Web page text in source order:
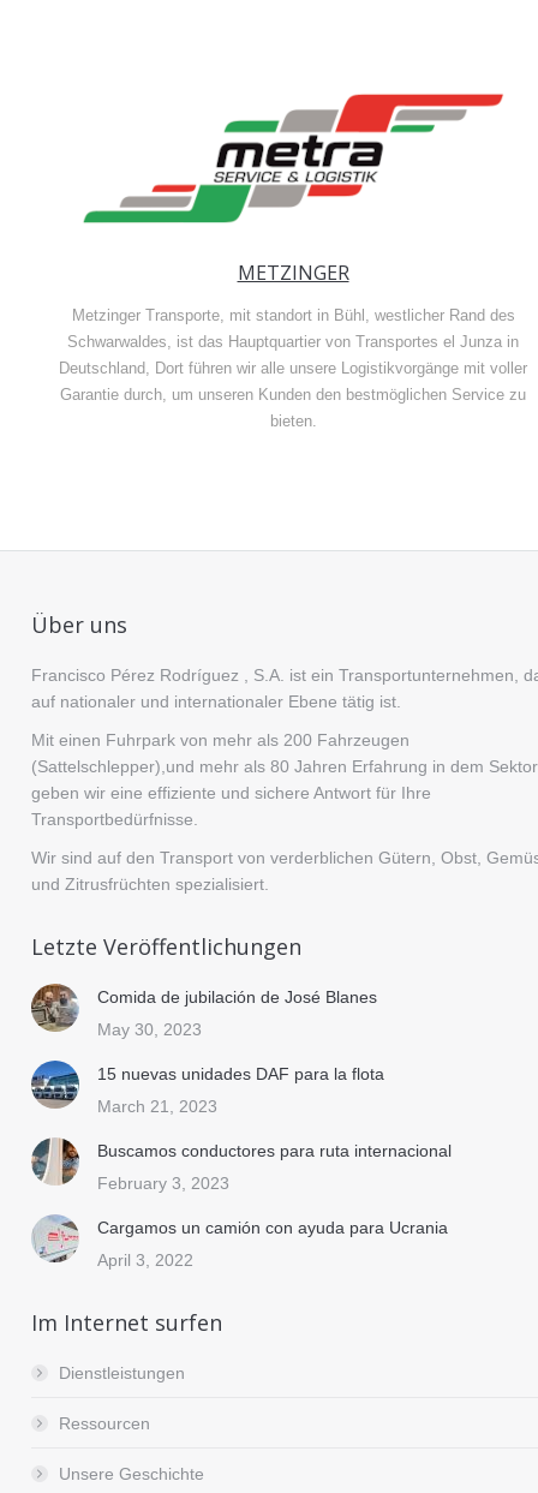
METZINGER
Metzinger Transporte, mit standort in Bühl, westlicher Rand des
Schwarwaldes, ist das Hauptquartier von Transportes el Junza in
Deutschland, Dort führen wir alle unsere Logistikvorgänge mit voller
Garantie durch, um unseren Kunden den bestmöglichen Service zu
bieten.
Über uns
Francisco Pérez Rodríguez , S.A. ist ein Transportunternehmen,
auf nationaler und internationaler Ebene tätig ist.
Mit einen Fuhrpark von mehr als 200 Fahrzeugen
(Sattelschlepper),und mehr als 80 Jahren Erfahrung in dem
geben wir eine effiziente und sichere Antwort für Ihre
Transportbedürfnisse.
Wir sind auf den Transport von verderblichen Gütern, Obst,
und Zitrusfrüchten spezialisiert.
Letzte Veröffentlichungen
Comida de jubilación de José Blanes
May 30, 2023
15 nuevas unidades DAF para la flota
March 21, 2023
Buscamos conductores para ruta internacional
February 3, 2023
Cargamos un camión con ayuda para Ucrania
April 3, 2022
Im Internet surfen
Dienstleistungen
Ressourcen
Unsere Geschichte